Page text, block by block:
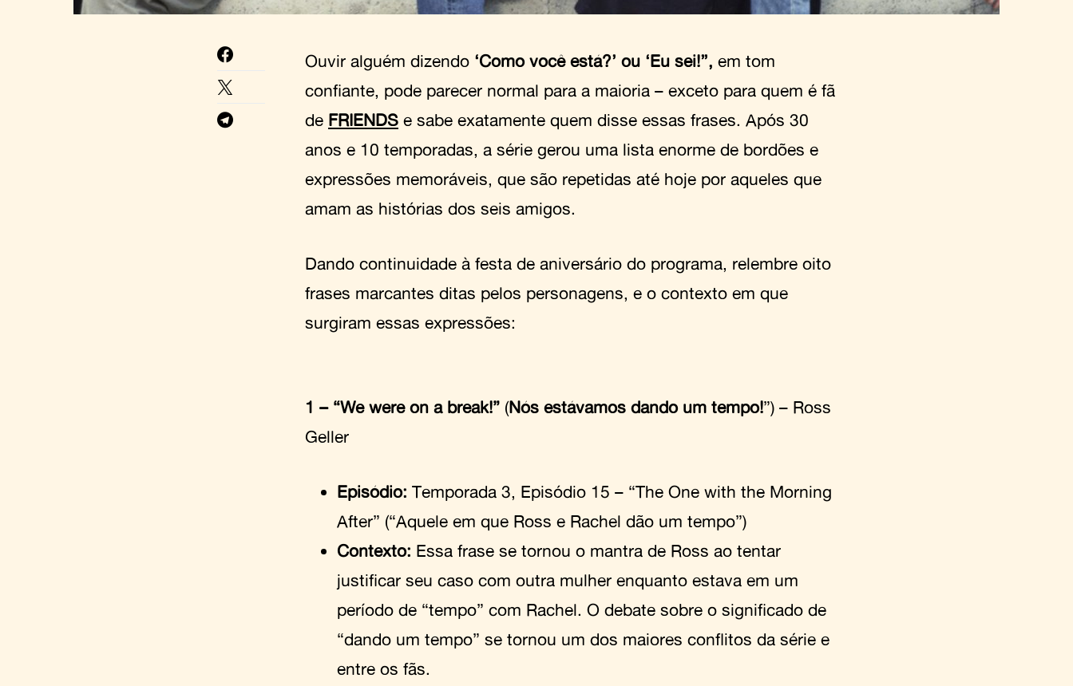
Ouvir alguém dizendo ‘Como você está?’ ou ‘Eu sei!’’, em tom
confiante, pode parecer normal para a maioria – exceto para quem é fã
de FRIENDS e sabe exatamente quem disse essas frases. Após 30
anos e 10 temporadas, a série gerou uma lista enorme de bordões e
expressões memoráveis, que são repetidas até hoje por aqueles que
amam as histórias dos seis amigos.
Dando continuidade à festa de aniversário do programa, relembre oito
frases marcantes ditas pelos personagens, e o contexto em que
surgiram essas expressões:
1 – “We were on a break!” (Nós estávamos dando um tempo!”) – Ross
Geller
Episódio: Temporada 3, Episódio 15 – “The One with the Morning
After” (“Aquele em que Ross e Rachel dão um tempo”)
Contexto: Essa frase se tornou o mantra de Ross ao tentar
justificar seu caso com outra mulher enquanto estava em um
período de “tempo” com Rachel. O debate sobre o significado de
“dando um tempo” se tornou um dos maiores conflitos da série e
entre os fãs.